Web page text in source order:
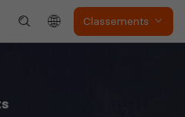
Classements